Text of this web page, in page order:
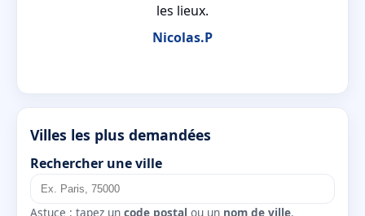
les lieux.
Nicolas.P
Villes les plus demandées
Rechercher une ville
Astuce : tapez un code postal ou un nom de ville.